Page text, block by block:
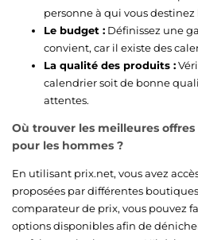
personne à qui vous
Le budget : Définissez une
convient, car il existe des
La qualité des produits :
calendrier soit de bonne
attentes.
Où trouver les meilleures
pour les hommes ?
En utilisant prix.net, vous avez
proposées par différentes
comparateur de prix, vous pouvez
options disponibles afin de